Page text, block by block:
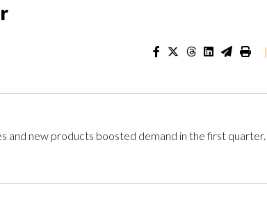
|
and new products boosted demand in the first quarter.